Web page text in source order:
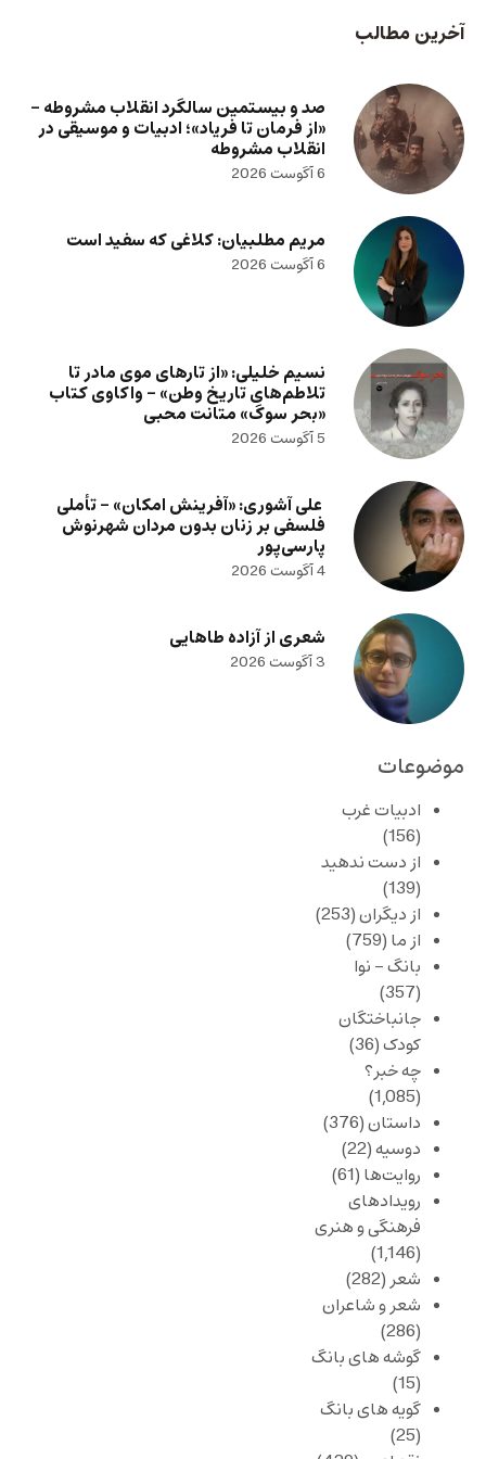
آخرین مطالب
صد و بیستمین سالگرد انقلاب مشروطه –
«از فرمان تا فریاد»؛ ادبیات و موسیقی در
انقلاب مشروطه
6 آگوست 2026
مریم مطلبیان: کلاغی که سفید است
6 آگوست 2026
نسیم خلیلی: «از تارهای موی مادر تا
تلاطم‌های تاریخ وطن» – واکاوی کتاب
«بحر سوگ» متانت محبی
5 آگوست 2026
علی آشوری: «آفرینش امکان» – تأملی
فلسفی بر زنان بدون مردان شهرنوش
پارسی‌پور
4 آگوست 2026
شعری از آزاده طاهایی
3 آگوست 2026
موضوعات
ادبیات غرب
(156)
از دست ندهید
(139)
از دیگران(253)
از ما (759)
بانگ – نوا
(357)
جانباختگان
کودک(36)
چه خبر؟
(1,085)
داستان(376)
دوسیه(22)
روایت‌ها (61)
رویدادهای
فرهنگی و هنری
(1,146)
شعر(282)
شعر و شاعران
(286)
گوشه های بانگ
(15)
گویه های بانگ
(25)